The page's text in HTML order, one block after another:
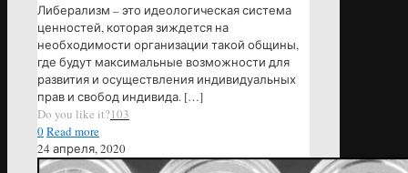
Либерализм – это идеологическая система
ценностей, которая зиждется на
необходимости организации такой общины,
где будут максимальные возможности для
развития и осуществления индивидуальных
прав и свобод индивида. […]
Do you like it?103
0Read more
24 апреля, 2020